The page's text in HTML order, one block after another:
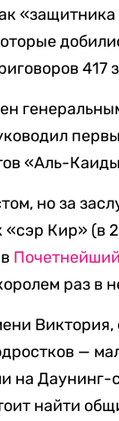
417
«Аль-
но за
Кир» (в
раз
—
на Даунинг-
найти